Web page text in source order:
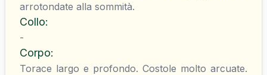
arrotondate alla sommità.
Collo:
-
Corpo:
Torace largo e profondo. Costole molto arcuate.